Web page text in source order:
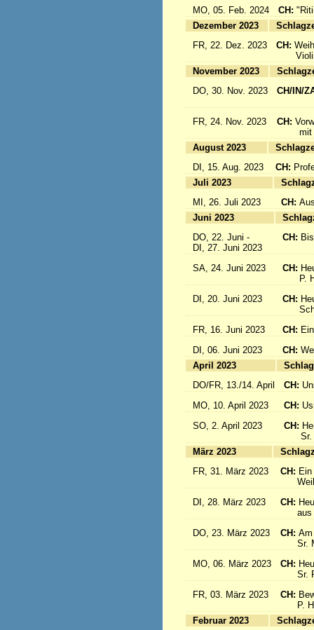
MO, 05. Feb. 2024
CH:
Dezember 2023
FR, 22. Dez. 2023
CH:
November 2023
DO, 30. Nov. 2023
CH/IN/
FR, 24. Nov. 2023
CH:
mit
August 2023
DI, 15. Aug. 2023
CH:
Juli 2023
MI, 26. Juli 2023
CH:
Juni 2023
DO, 22. Juni -
DI, 27. Juni 2023
CH:
SA, 24. Juni 2023 CH:
P.
DI, 20. Juni 2023
CH:
FR, 16. Juni 2023
CH:
DI, 06. Juni 2023
CH:
April 2023
DO/FR, 13./14. April
CH:
MO, 10. April 2023
CH:
SO, 2. April 2023
CH:
Sr.
März 2023
FR, 31. März 2023
CH:
DI, 28. März 2023
CH:
aus
DO, 23. März 2023
CH:
Sr.
MO, 06. März 2023
CH:
Sr.
FR, 03. März 2023
CH:
P.
Februar 2023